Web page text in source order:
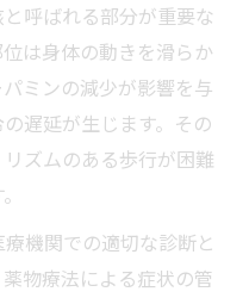
呼ばれる部分が重要な
は身体の動きを滑らか
ミンの減少が影響を与
遅延が生じます。その
ズムのある歩行が困難
機関での適切な診断と
物療法による症状の管